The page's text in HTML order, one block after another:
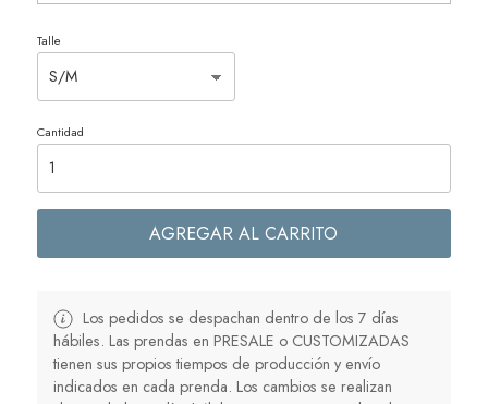
Talle
Cantidad
AGREGAR AL CARRITO
Los pedidos se despachan dentro de los 7 días
hábiles. Las prendas en PRESALE o CUSTOMIZADAS
tienen sus propios tiempos de producción y envío
indicados en cada prenda. Los cambios se realizan